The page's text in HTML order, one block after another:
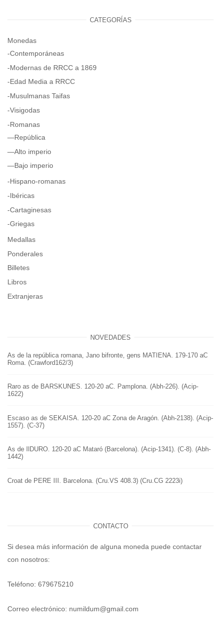
CATEGORÍAS
Monedas
-Contemporáneas
-Modernas de RRCC a 1869
-Edad Media a RRCC
-Musulmanas Taifas
-Visigodas
-Romanas
—República
—Alto imperio
—Bajo imperio
-Hispano-romanas
-Ibéricas
-Cartaginesas
-Griegas
Medallas
Ponderales
Billetes
Libros
Extranjeras
NOVEDADES
As de la república romana, Jano bifronte, gens MATIENA. 179-170 aC
Roma. (Crawford162/3)
Raro as de BARSKUNES. 120-20 aC. Pamplona. (Abh-226). (Acip-
1622)
Escaso as de SEKAISA. 120-20 aC Zona de Aragón. (Abh-2138). (Acip-
1557). (C-37)
As de IlDURO. 120-20 aC Mataró (Barcelona). (Acip-1341). (C-8). (Abh-
1442)
Croat de PERE III. Barcelona. (Cru.VS 408.3) (Cru.CG 2223i)
CONTACTO
Si desea más información de alguna moneda puede contactar
con nosotros:
Teléfono: 679675210
Correo electrónico: numildum@gmail.com